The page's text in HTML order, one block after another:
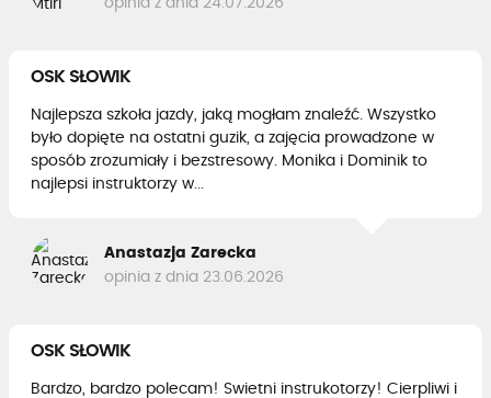
opinia z dnia 24.07.2026
OSK SŁOWIK
Najlepsza szkoła jazdy, jaką mogłam znaleźć. Wszystko
było dopięte na ostatni guzik, a zajęcia prowadzone w
sposób zrozumiały i bezstresowy. Monika i Dominik to
najlepsi instruktorzy w...
Anastazja Zarecka
opinia z dnia 23.06.2026
OSK SŁOWIK
Bardzo, bardzo polecam! Swietni instrukotorzy! Cierpliwi i